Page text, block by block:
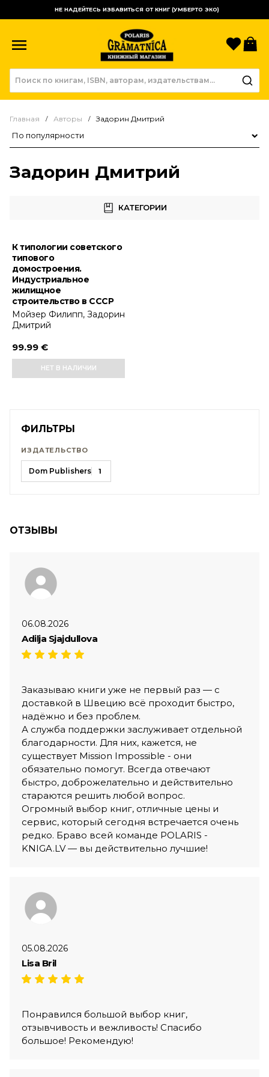
НЕ НАДЕЙТЕСЬ ИЗБАВИТЬСЯ ОТ КНИГ (УМБЕРТО ЭКО)
Главная Авторы Задорин Дмитрий
Задорин Дмитрий
КАТЕГОРИИ
ФИЛЬТРЫ
ИЗДАТЕЛЬСТВО
Dom Publishers 1
ОТЗЫВЫ
06.08.2026
Adilja Sjajdullova
Заказываю книги уже не первый раз — с
доставкой в Швецию всё проходит быстро,
надёжно и без проблем.
А служба поддержки заслуживает отдельной
благодарности. Для них, кажется, не
существует Mission Impossible - они
обязательно помогут. Всегда отвечают
быстро, доброжелательно и действительно
стараются решить любой вопрос.
Огромный выбор книг, отличные цены и
сервис, который сегодня встречается очень
редко. Браво всей команде POLARIS -
KNIGA.LV — вы действительно лучшие!
05.08.2026
Lisa Bril
Понравился большой выбор книг,
отзывчивость и вежливость! Спасибо
большое! Рекомендую!
К типологии советского
типового
домостроения.
Индустриальное
жилищное
строительство в СССР
Мойзер Филипп, Задорин
Дмитрий
99.99 €
НЕТ В НАЛИЧИИ